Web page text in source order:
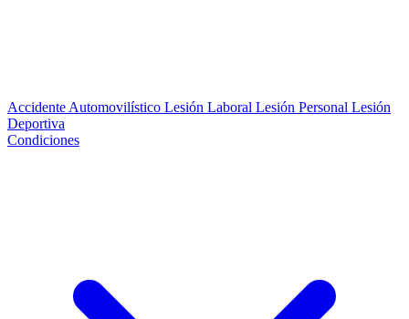
Accidente Automovilístico Lesión Laboral Lesión Personal Lesión
Deportiva
Condiciones